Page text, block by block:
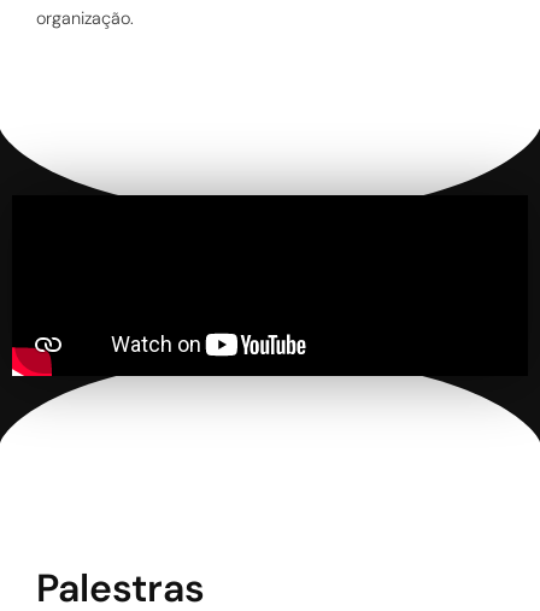
organização.
Palestras